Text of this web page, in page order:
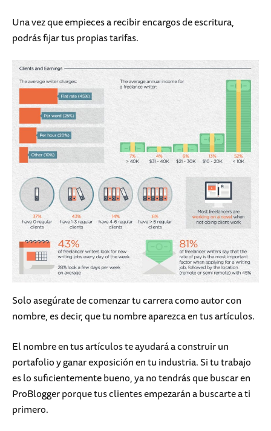
Una vez que empieces a recibir encargos de escritura,
podrás fijar tus propias tarifas.
Solo asegúrate de comenzar tu carrera como autor con
nombre, es decir, que tu nombre aparezca en tus artículos.
El nombre en tus artículos te ayudará a construir un
portafolio y ganar exposición en tu industria. Si tu trabajo
es lo suficientemente bueno, ya no tendrás que buscar en
ProBlogger porque tus clientes empezarán a buscarte a ti
primero.